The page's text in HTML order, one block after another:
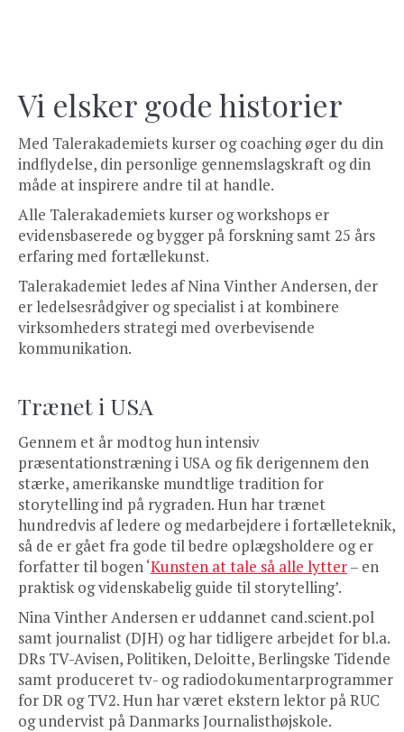
Vi elsker gode historier
Med Talerakademiets kurser og coaching øger du din
indflydelse, din personlige gennemslagskraft og din
måde at inspirere andre til at handle.
Alle Talerakademiets kurser og workshops er
evidensbaserede og bygger på forskning samt 25 års
erfaring med fortællekunst.
Talerakademiet ledes af Nina Vinther Andersen, der
er ledelsesrådgiver og specialist i at kombinere
virksomheders strategi med overbevisende
kommunikation.
Trænet i USA
Gennem et år modtog hun intensiv
præsentationstræning i USA og fik derigennem den
stærke, amerikanske mundtlige tradition for
storytelling ind på rygraden. Hun har trænet
hundredvis af ledere og medarbejdere i fortælleteknik,
så de er gået fra gode til bedre oplægsholdere og er
forfatter til bogen ‘Kunsten at tale så alle lytter– en
praktisk og videnskabelig guide til storytelling’.
Nina Vinther Andersen er uddannet cand.scient.pol
samt journalist (DJH) og har tidligere arbejdet for bl.a.
DRs TV-Avisen, Politiken, Deloitte, Berlingske Tidende
samt produceret tv- og radiodokumentarprogrammer
for DR og TV2. Hun har været ekstern lektor på RUC
og undervist på Danmarks Journalisthøjskole.